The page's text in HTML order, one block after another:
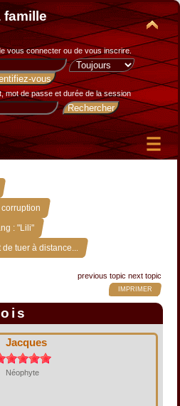
famille
vous connecter ou de vous inscrire.
mot de passe et durée de la session
»
»
: "Lili" »
tuer à distance...
previous topic next topic
IMPRIMER
Jacques
Néophyte